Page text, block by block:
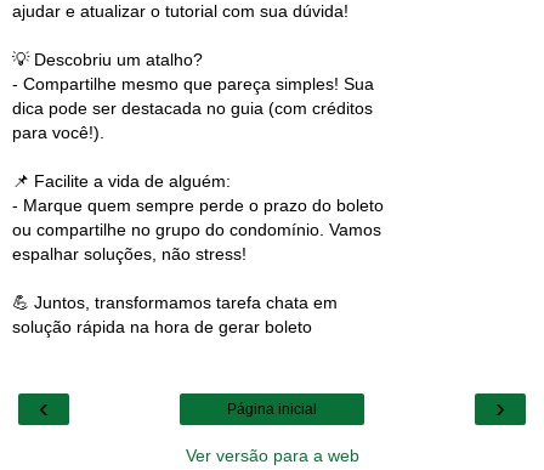
ajudar e atualizar o tutorial com sua dúvida!
💡 Descobriu um atalho?
- Compartilhe mesmo que pareça simples! Sua
dica pode ser destacada no guia (com créditos
para você!).
📌 Facilite a vida de alguém:
- Marque quem sempre perde o prazo do boleto
ou compartilhe no grupo do condomínio. Vamos
espalhar soluções, não stress!
💪 Juntos, transformamos tarefa chata em
solução rápida na hora de gerar boleto
‹ ›
Página inicial
Ver versão para a web